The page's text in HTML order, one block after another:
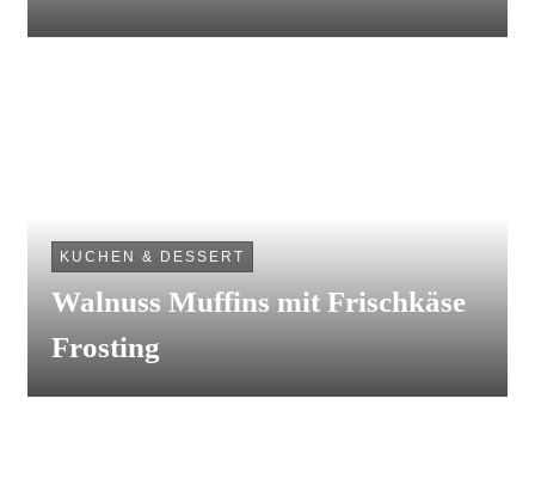
KUCHEN & DESSERT
Walnuss Muffins mit Frischkäse
Frosting